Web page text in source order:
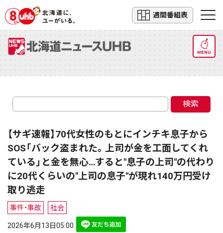
週間番組表
MENU
検索
【サギ速報】70代女性のもとにインチキ息子から
SOS「バック盗まれた。上司が金を工面してくれ
ている」と金を無心…すると"息子の上司"の代わり
に20代くらいの"上司の息子"が現れ140万円受け
取り逃走
事件・事故 社会
2026年6月13日05:00